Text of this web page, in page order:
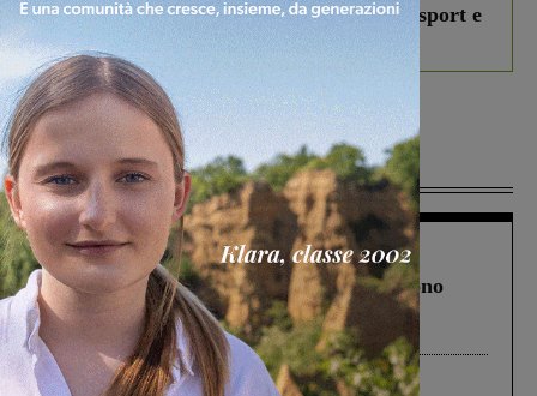
studenti coinvolti, torna il bando per lo sport e
debutta il podcast Estrair
Più lette
Cronaca 4 Agosto 2026
Un anno fa la strage in A1 in cui morirono
Gianni, Giulia e Franco. Lo schianto, il
processo, lo stop ai sorpassi fra tir....
Cronaca 3 Agosto 2026